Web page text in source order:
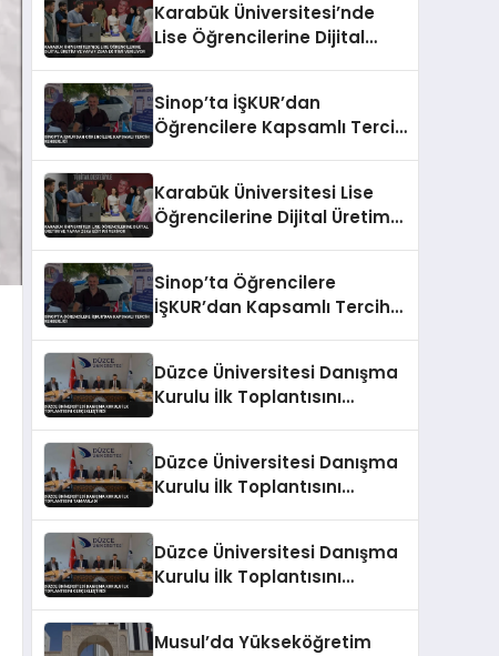
Karabük Üniversitesi’nde
Lise Öğrencilerine Dijital
Sinop’ta İŞKUR’dan
Öğrencilere Kapsamlı Tercih
Karabük Üniversitesi Lise
Öğrencilerine Dijital Üretim
Sinop’ta Öğrencilere
İŞKUR’dan Kapsamlı Tercih
Düzce Üniversitesi Danışma
Kurulu İlk Toplantısını
Düzce Üniversitesi Danışma
Kurulu İlk Toplantısını
Düzce Üniversitesi Danışma
Kurulu İlk Toplantısını
Musul’da Yükseköğretim